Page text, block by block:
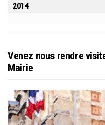
2014
Venez nous rendre
Mairie